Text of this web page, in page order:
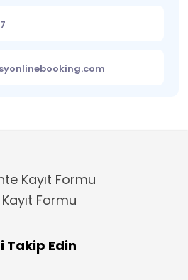
Kayıt Formu
Formu
Takip Edin